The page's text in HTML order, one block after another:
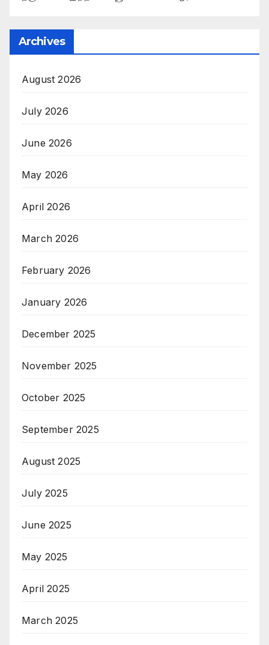
Archives
August 2026
July 2026
June 2026
May 2026
April 2026
March 2026
February 2026
January 2026
December 2025
November 2025
October 2025
September 2025
August 2025
July 2025
June 2025
May 2025
April 2025
March 2025